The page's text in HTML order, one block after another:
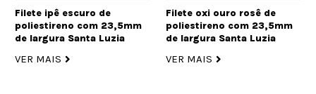
Filete ipê escuro de
poliestireno com 23,5mm
de largura Santa Luzia
VER MAIS
Filete oxi ouro rosê de
poliestireno com 23,5mm
de largura Santa Luzia
VER MAIS